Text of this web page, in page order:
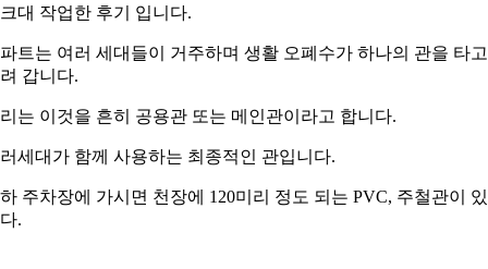
대 작업한 후기 입니다.
트는 여러 세대들이 거주하며 생활 오폐수가 하나의 관을 타고
갑니다.
는 이것을 흔히 공용관 또는 메인관이라고 합니다.
세대가 함께 사용하는 최종적인 관입니다.
주차장에 가시면 천장에 120미리 정도 되는 PVC, 주철관이
.